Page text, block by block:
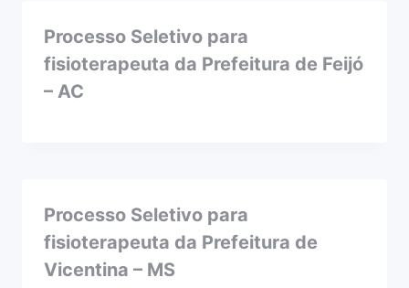
Processo Seletivo para
fisioterapeuta da Prefeitura de Feijó
– AC
Processo Seletivo para
fisioterapeuta da Prefeitura de
Vicentina – MS